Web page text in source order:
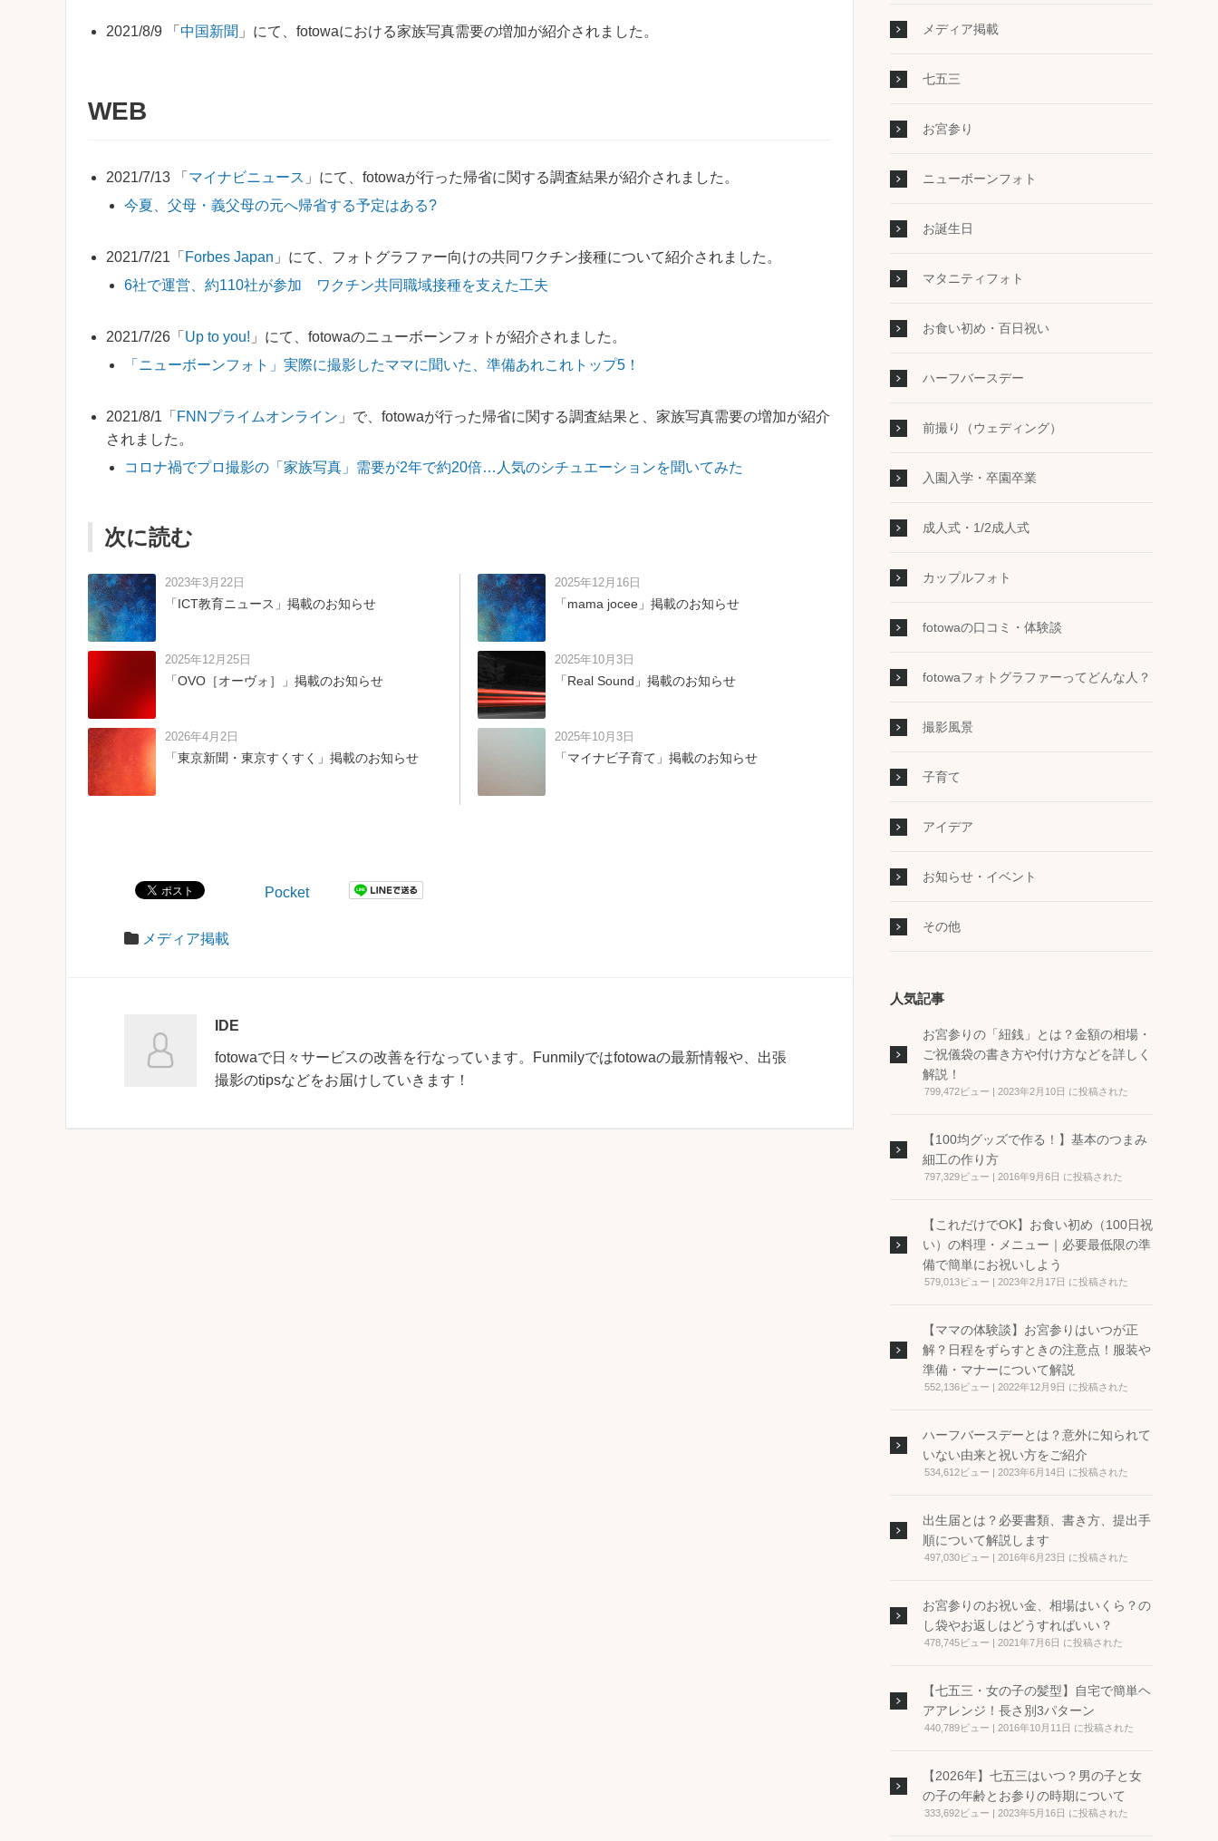
2021/8/9 「 中国新聞 」にて、fotowaにおける家族写真需要の増加が紹介されました。
WEB
2021/7/13 「 マイナビニュース 」にて、fotowaが行った帰省に関する調査結果が紹介されました。
今夏、父母・義父母の元へ帰省する予定はある?
2021/7/21「 Forbes Japan 」にて、フォトグラファー向けの共同ワクチン接種について紹介されました。
6社で運営、約110社が参加 ワクチン共同職域接種を支えた工夫
2021/7/26「 Up to you! 」にて、fotowaのニューボーンフォトが紹介されました。
「ニューボーンフォト」実際に撮影したママに聞いた、準備あれこれトップ5！
2021/8/1「 FNNプライムオンライン 」で、fotowaが行った帰省に関する調査結果と、家族写真需要の増加が紹介
されました。
コロナ禍でプロ撮影の「家族写真」需要が2年で約20倍…人気のシチュエーションを聞いてみた
次に読む
2023年3月22日
「ICT教育ニュース」掲載のお知らせ
2025年12月25日
「OVO［オーヴォ］」掲載のお知らせ
2026年4月2日
「東京新聞・東京すくすく」掲載のお知らせ
2025年12月16日
「mama jocee」掲載のお知らせ
2025年10月3日
「Real Sound」掲載のお知らせ
2025年10月3日
「マイナビ子育て」掲載のお知らせ
Pocket
メディア掲載
IDE
fotowaで日々サービスの改善を行なっています。Funmilyではfotowaの最新情報や、出張
撮影のtipsなどをお届けしていきます！
メディア掲載
七五三
お宮参り
ニューボーンフォト
お誕生日
マタニティフォト
お食い初め・百日祝い
ハーフバースデー
前撮り（ウェディング）
入園入学・卒園卒業
成人式・1/2成人式
カップルフォト
fotowaの口コミ・体験談
fotowaフォトグラファーってどんな人？
撮影風景
子育て
アイデア
お知らせ・イベント
その他
人気記事
お宮参りの「紐銭」とは？金額の相場・
ご祝儀袋の書き方や付け方などを詳しく
解説！
799,472ビュー | 2023年2月10日 に投稿された
【100均グッズで作る！】基本のつまみ
細工の作り方
797,329ビュー | 2016年9月6日 に投稿された
【これだけでOK】お食い初め（100日祝
い）の料理・メニュー｜必要最低限の準
備で簡単にお祝いしよう
579,013ビュー | 2023年2月17日 に投稿された
【ママの体験談】お宮参りはいつが正
解？日程をずらすときの注意点！服装や
準備・マナーについて解説
552,136ビュー | 2022年12月9日 に投稿された
ハーフバースデーとは？意外に知られて
いない由来と祝い方をご紹介
534,612ビュー | 2023年6月14日 に投稿された
出生届とは？必要書類、書き方、提出手
順について解説します
497,030ビュー | 2016年6月23日 に投稿された
お宮参りのお祝い金、相場はいくら？の
し袋やお返しはどうすればいい？
478,745ビュー | 2021年7月6日 に投稿された
【七五三・女の子の髪型】自宅で簡単ヘ
アアレンジ！長さ別3パターン
440,789ビュー | 2016年10月11日 に投稿された
【2026年】七五三はいつ？男の子と女
の子の年齢とお参りの時期について
333,692ビュー | 2023年5月16日 に投稿された